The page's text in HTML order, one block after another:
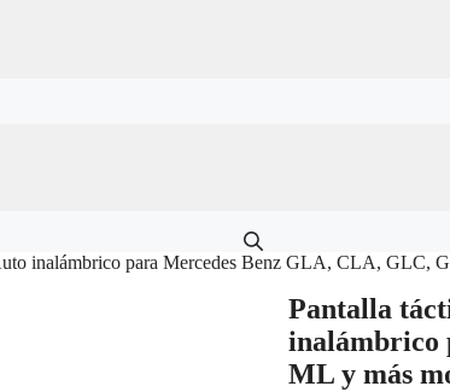
inalámbrico para Mercedes Benz GLA, CLA, GLC,
Pantalla
inalámbrico
ML y más